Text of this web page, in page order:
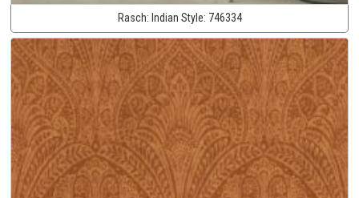
Rasch: Indian Style: 746334